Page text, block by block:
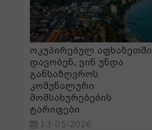
ოკუპირებულ აფხაზეთში
დავობენ, ვინ უნდა
განსაზღვროს
კომუნალური
მომსახურებების
ტარიფები
13-05-2026